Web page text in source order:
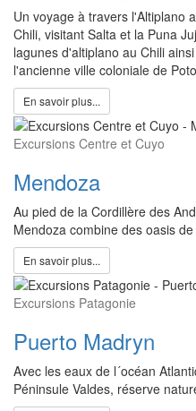
Un voyage à travers l'Altiplano
Chili, visitant Salta et la Puna
lagunes d'altiplano au Chili
l'ancienne ville coloniale de
En savoir plus...
Excursions Centre et Cuyo
Mendoza
Au pied de la Cordillère des
Mendoza combine des oasis
En savoir plus...
Excursions Patagonie
Puerto Madryn
Avec les eaux de l´océan
Péninsule Valdes, réserve